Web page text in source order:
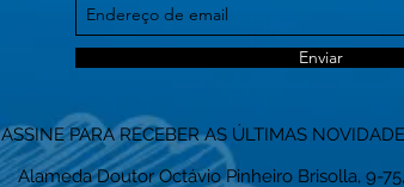
Enviar
ASSINE PARA RECEBER AS ÚLTIMAS
Alameda Doutor Octávio Pinheiro Brisolla, 9-